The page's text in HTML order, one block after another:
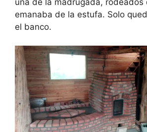
emanaba de la estufa. Solo
el banco.